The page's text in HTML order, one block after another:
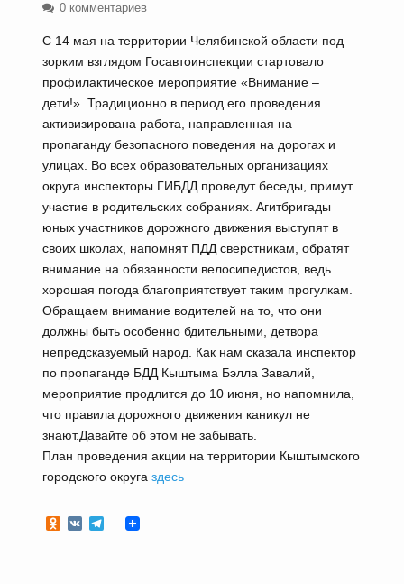
0 комментариев
С 14 мая на территории Челябинской области под
зорким взглядом Госавтоинспекции стартовало
профилактическое мероприятие «Внимание –
дети!». Традиционно в период его проведения
активизирована работа, направленная на
пропаганду безопасного поведения на дорогах и
улицах. Во всех образовательных организациях
округа инспекторы ГИБДД проведут беседы, примут
участие в родительских собраниях. Агитбригады
юных участников дорожного движения выступят в
своих школах, напомнят ПДД сверстникам, обратят
внимание на обязанности велосипедистов, ведь
хорошая погода благоприятствует таким прогулкам.
Обращаем внимание водителей на то, что они
должны быть особенно бдительными, детвора
непредсказуемый народ. Как нам сказала инспектор
по пропаганде БДД Кыштыма Бэлла Завалий,
мероприятие продлится до 10 июня, но напомнила,
что правила дорожного движения каникул не
знают.Давайте об этом не забывать.
План проведения акции на территории Кыштымского
городского округа здесь
Odnoklassniki
VKTelegram